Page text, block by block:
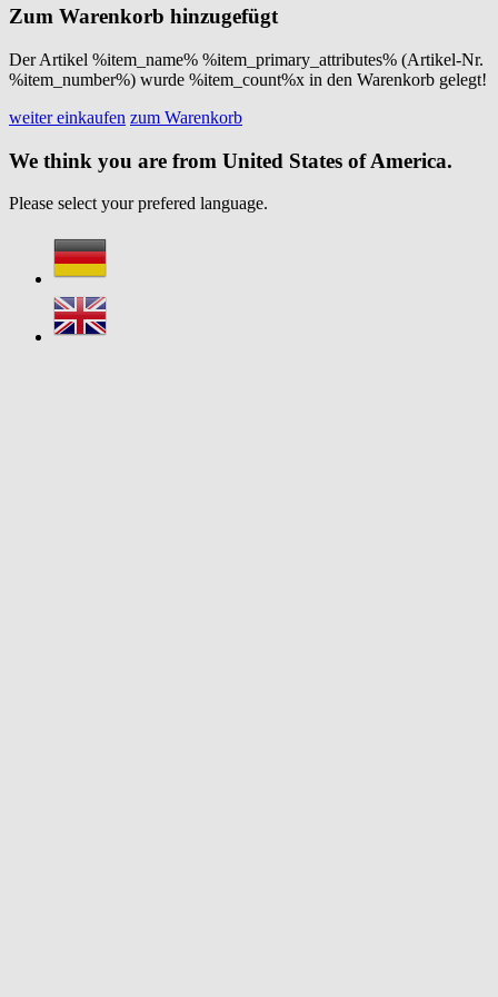
Zum Warenkorb hinzugefügt
Der Artikel %item_name% %item_primary_attributes% (Artikel-Nr.
%item_number%) wurde %item_count%x in den Warenkorb gelegt!
weiter einkaufen zum Warenkorb
We think you are from United States of America.
Please select your prefered language.